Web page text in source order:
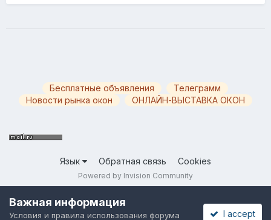
Бесплатные объявления
Телеграмм
Новости рынка окон
ОНЛАЙН-ВЫСТАВКА ОКОН
Язык Обратная связь Cookies
Powered by Invision Community
Важная информация
Условия и правила использования форума I accept